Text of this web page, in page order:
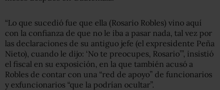
“Lo que sucedió fue que ella (Rosario Robles) vino aquí
con la confianza de que no le iba a pasar nada, tal vez por
las declaraciones de su antiguo jefe (el expresidente Peña
Nieto), cuando le dijo: ‘No te preocupes, Rosario’”, insistió
el fiscal en su exposición, en la que también acusó a
Robles de contar con una “red de apoyo” de funcionarios
y exfuncionarios “que la podrían ocultar”.